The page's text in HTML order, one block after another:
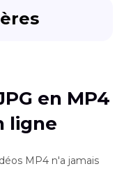
avec 3 solutions
Convertir
en MP4
ligne
MP4 n'a jamais